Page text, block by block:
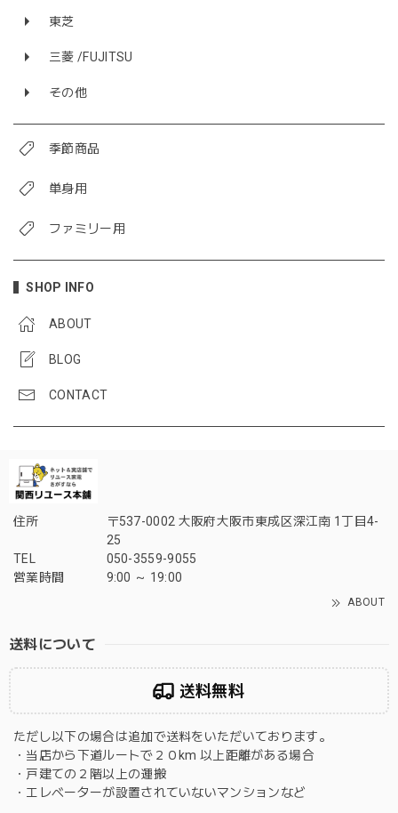
東芝
三菱 /FUJITSU
その他
季節商品
単身用
ファミリー用
SHOP INFO
ABOUT
BLOG
CONTACT
住所
〒537-0002 大阪府大阪市東成区深江南 1丁目4-
25
TEL
050-3559-9055
営業時間
9:00 ～ 19:00
ABOUT
送料について
送料無料
ただし以下の場合は追加で送料をいただいております。
・当店から下道ルートで２０km 以上距離がある場合
・戸建ての２階以上の運搬
・エレベーターが設置されていないマンションなど